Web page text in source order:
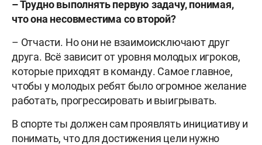
– Трудно выполнять первую задачу, понимая,
что она несовместима со второй?
– Отчасти. Но они не взаимоисключают друг
друга. Всё зависит от уровня молодых игроков,
которые приходят в команду. Самое главное,
чтобы у молодых ребят было огромное желание
работать, прогрессировать и выигрывать.
В спорте ты должен сам проявлять инициативу и
понимать, что для достижения цели нужно